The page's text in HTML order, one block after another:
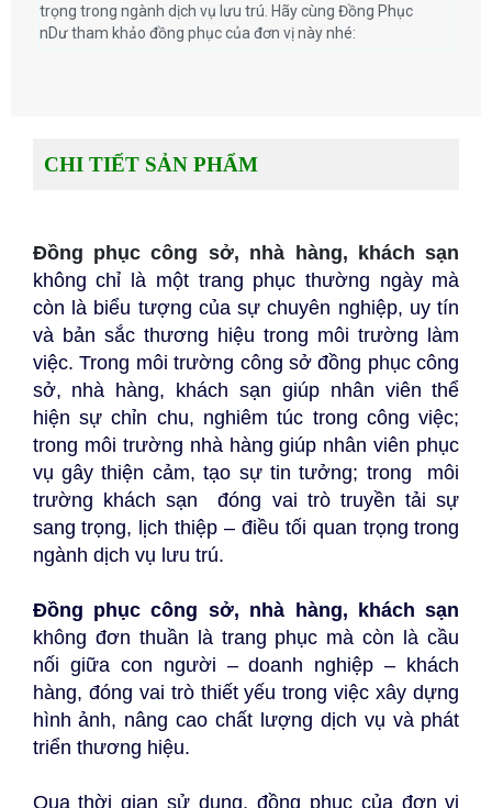
trọng trong ngành dịch vụ lưu trú. Hãy cùng Đồng Phục
nDư tham khảo đồng phục của đơn vị này nhé:
CHI TIẾT SẢN PHẨM
Đồng phục công sở, nhà hàng, khách sạn
không chỉ là một trang phục thường ngày mà
còn là biểu tượng của sự chuyên nghiệp, uy tín
và bản sắc thương hiệu trong môi trường làm
việc. Trong môi trường công sở đồng phục công
sở, nhà hàng, khách sạn giúp nhân viên thể
hiện sự chỉn chu, nghiêm túc trong công việc;
trong môi trường nhà hàng giúp nhân viên phục
vụ gây thiện cảm, tạo sự tin tưởng; trong  môi
trường khách sạn  đóng vai trò truyền tải sự
sang trọng, lịch thiệp – điều tối quan trọng trong
ngành dịch vụ lưu trú.
Đồng phục công sở, nhà hàng, khách sạn
không đơn thuần là trang phục mà còn là cầu
nối giữa con người – doanh nghiệp – khách
hàng, đóng vai trò thiết yếu trong việc xây dựng
hình ảnh, nâng cao chất lượng dịch vụ và phát
triển thương hiệu.
Qua thời gian sử dụng, đồng phục của đơn vị